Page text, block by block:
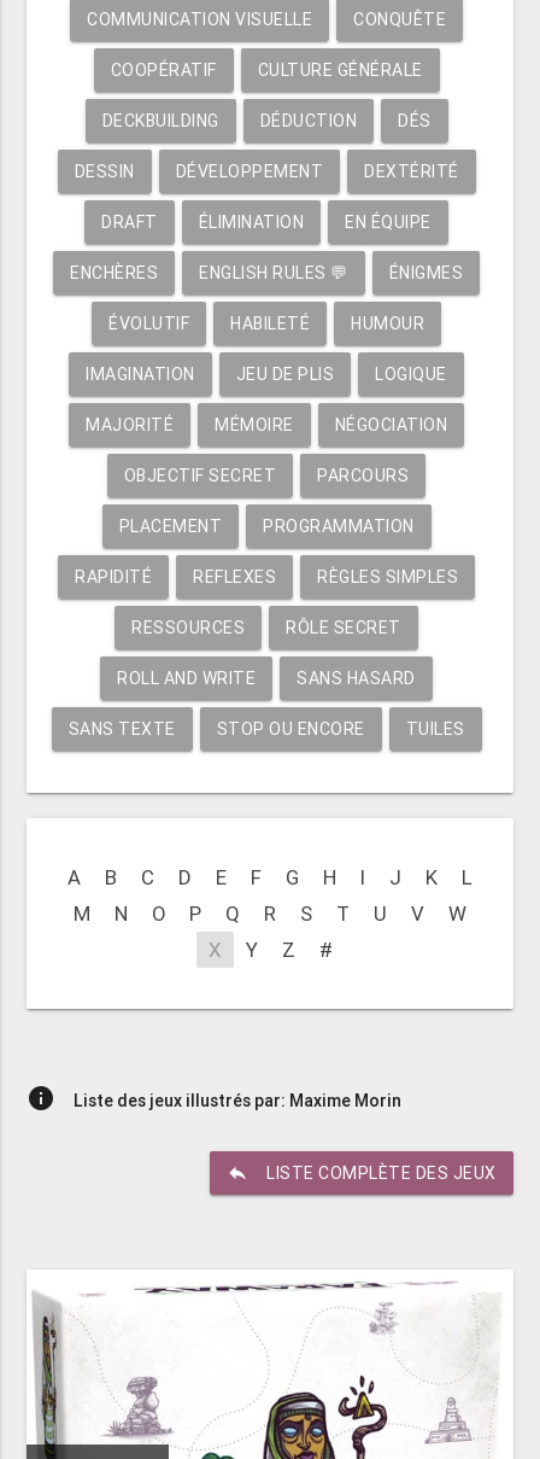
COMMUNICATION VISUELLE CONQUÊTE
COOPÉRATIF CULTURE GÉNÉRALE
DECKBUILDING DÉDUCTION DÉS
DESSIN DÉVELOPPEMENT DEXTÉRITÉ
DRAFT ÉLIMINATION EN ÉQUIPE
ENCHÈRES ENGLISH RULES 💬 ÉNIGMES
ÉVOLUTIF HABILETÉ HUMOUR
IMAGINATION JEU DE PLIS LOGIQUE
MAJORITÉ MÉMOIRE NÉGOCIATION
OBJECTIF SECRET PARCOURS
PLACEMENT PROGRAMMATION
RAPIDITÉ REFLEXES RÈGLES SIMPLES
RESSOURCES RÔLE SECRET
ROLL AND WRITE SANS HASARD
SANS TEXTE STOP OU ENCORE TUILES
A B C D E F G H I J K
L
M
N O P Q R S T U V
W
X
Y Z #
info Liste des jeux illustrés par: Maxime Morin
reply LISTE COMPLÈTE DES JEUX